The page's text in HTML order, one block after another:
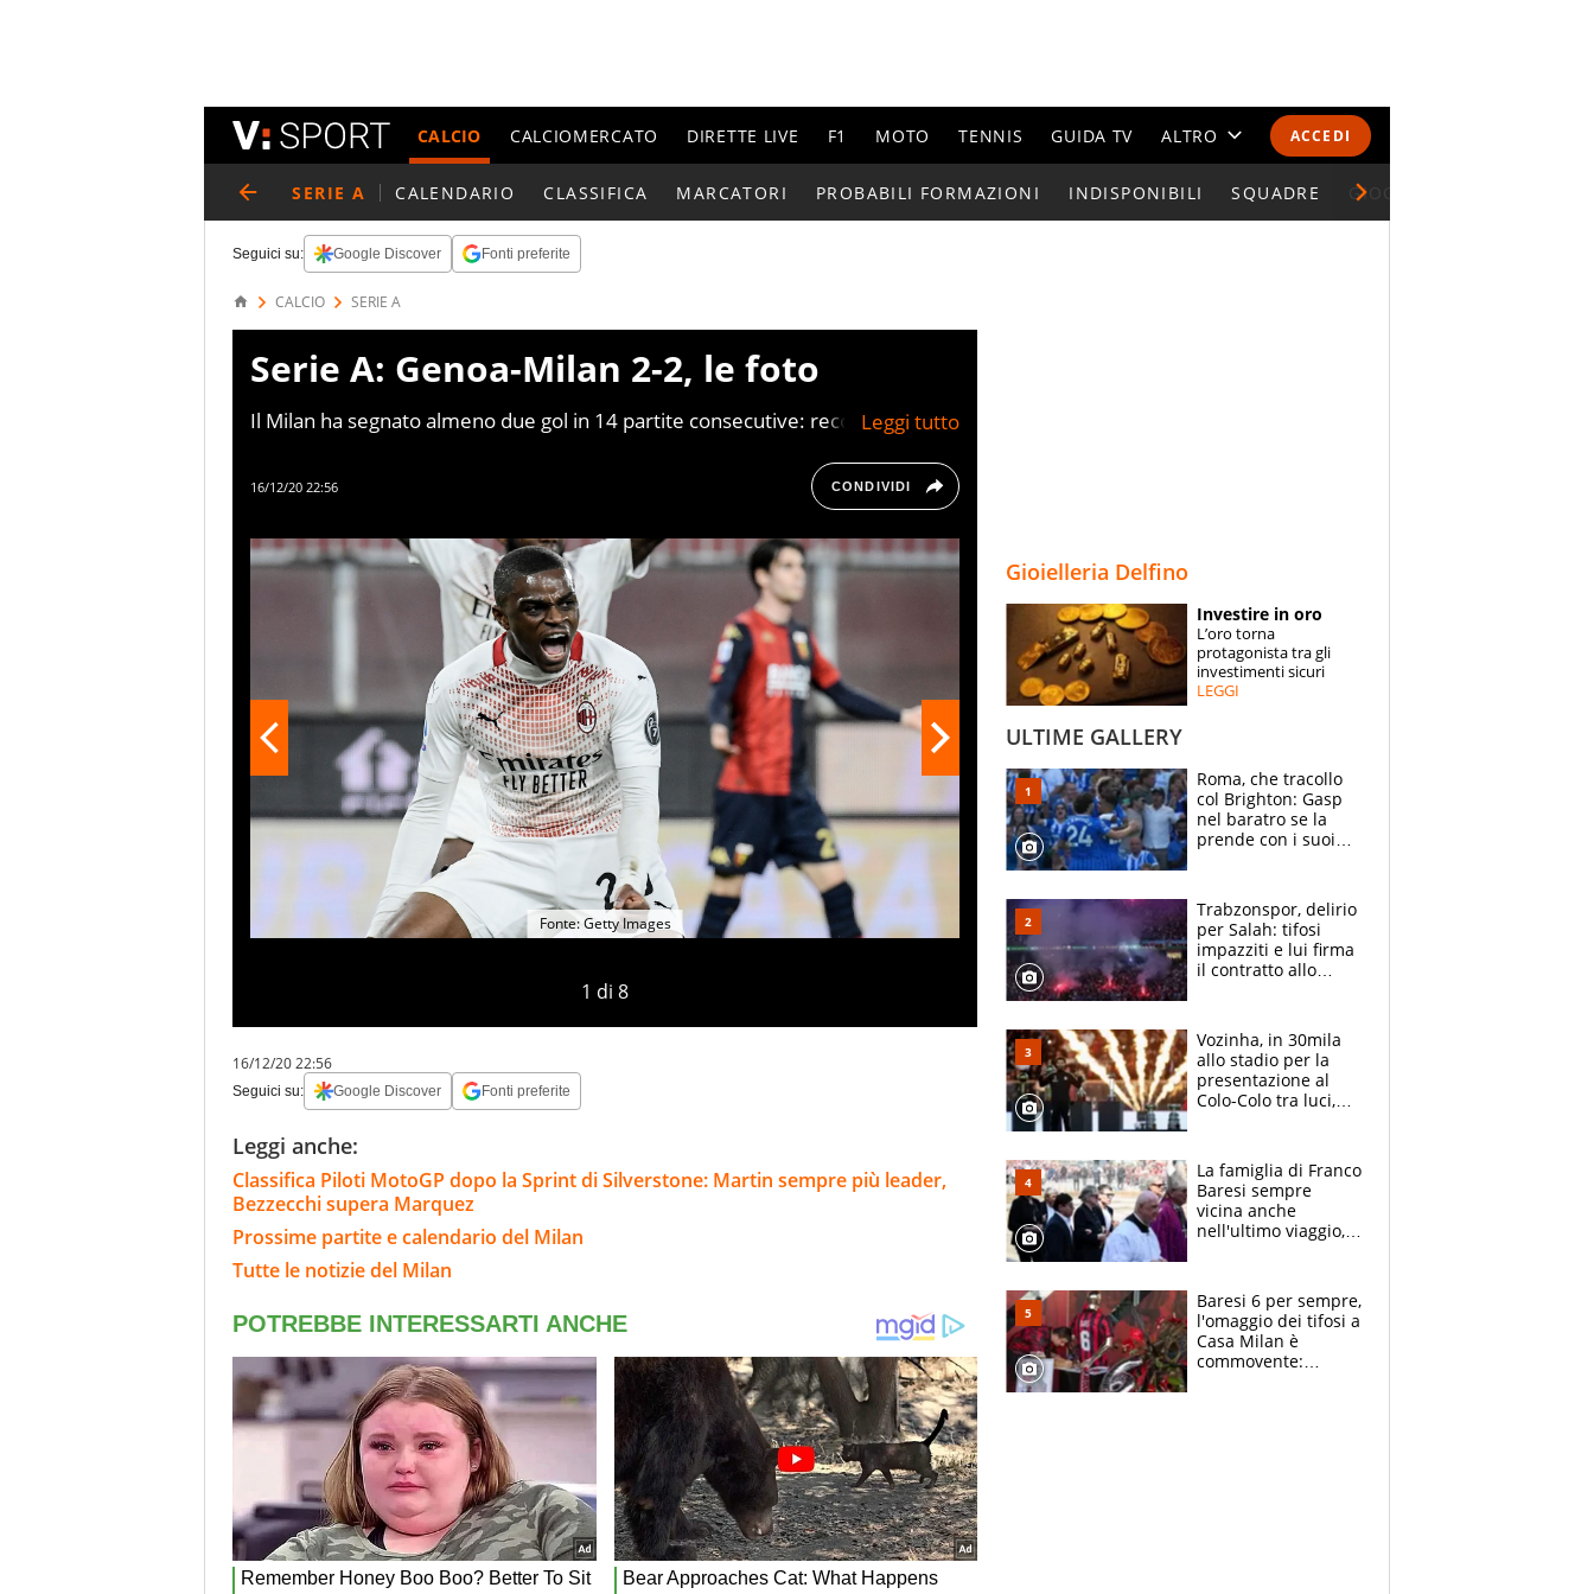
ACCEDI
CALCIO CALCIOMERCATO DIRETTE LIVE F1 MOTO TENNIS GUIDA TV ALTRO
CALENDARI E CLASSIFICHE
ESPERTI
CONTATTI
SERIE A CALENDARIO CLASSIFICA MARCATORI PROBABILI FORMAZIONI INDISPONIBILI SQUADRE GIOCATORI SERIE A
Seguici su: Google Discover Fonti preferite
CALCIO SERIE A
Serie A: Genoa-Milan 2-2, le foto
Il Milan ha segnato almeno due gol in 14 partite consecutive: record assoluto
16/12/20 22:56 CONDIVIDI
1 di 8
Fonte: Getty Images
16/12/20 22:56
Seguici su: Google Discover Fonti preferite
Leggi anche:
Classifica Piloti MotoGP dopo la Sprint di Silverstone: Martin sempre più leader,
Bezzecchi supera Marquez
Prossime partite e calendario del Milan
Tutte le notizie del Milan
Gioielleria Delfino
Investire in oro
L’oro torna
protagonista tra gli
investimenti sicuri
LEGGI
ULTIME GALLERY
Roma, che tracollo
col Brighton: Gasp
nel baratro se la
prende con i suoi
Trabzonspor, delirio
per Salah: tifosi
impazziti e lui firma
il contratto allo
Vozinha, in 30mila
allo stadio per la
presentazione al
Colo-Colo tra luci,
La famiglia di Franco
Baresi sempre
vicina anche
nell'ultimo viaggio,
circondati
dall'affetto dei tifosi
Baresi 6 per sempre,
l'omaggio dei tifosi a
Casa Milan è
commovente: